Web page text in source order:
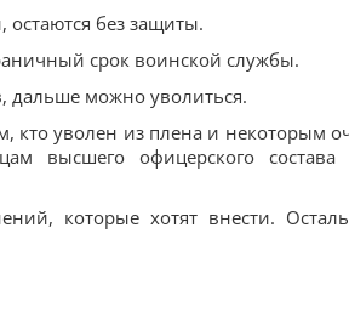
без защиты.
срок воинской службы.
дальше можно уволиться.
кто уволен из плена и некоторым
высшего офицерского состава
которые хотят внести.